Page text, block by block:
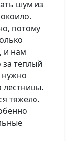
шум из
потому
и нам
за теплый
нужно
лестницы.
тяжело.